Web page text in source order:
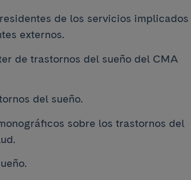
de los servicios implicados
externos.
de trastornos del sueño del CMA
del sueño.
sobre los trastornos del